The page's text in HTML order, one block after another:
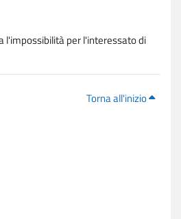
l'impossibilità per l'interessato di
Torna all'inizio